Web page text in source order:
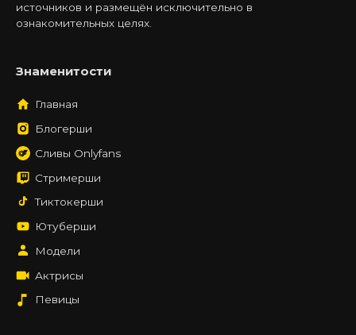
источников и размещён исключительно в
ознакомительных целях.
Знаменитости
Главная
Блогерши
Сливы Onlyfans
Стримерши
Тиктокерши
Ютуберши
Модели
Актрисы
Певицы